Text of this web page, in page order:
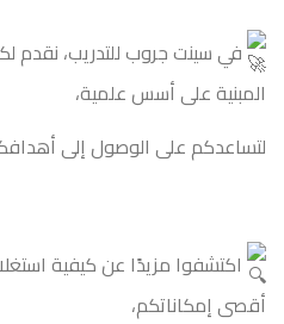
في سينت جروب للتدريب، نقدم
المبنية على أسس علمية،
لتساعدكم على الوصول إلى
اكتشفوا مزيدًا عن كيفية
أقصى إمكاناتكم،